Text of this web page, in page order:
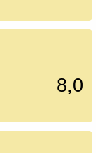
8,0